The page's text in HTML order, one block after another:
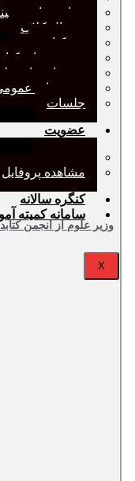
همایش‌ها و
ژورنال کلاب
نقد کتاب
دورهمی‌های
سخنرانی‌های
مجمع‌های
جلسات
عضویت
مشاهده پروفایل
کنگره سالانه
سامانه کمیته
X
وزیر علوم از انجمن